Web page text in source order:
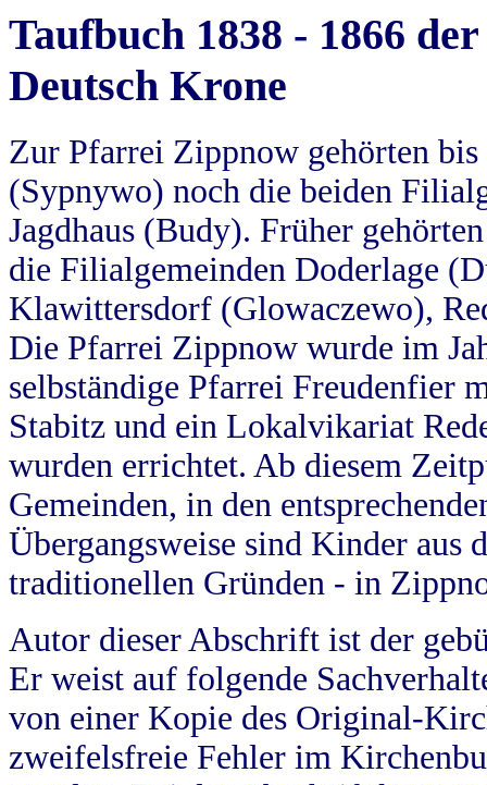
Taufbuch 1838 - 1866
Deutsch Krone
Zur Pfarrei Zippnow gehörten
(Sypnywo) noch die beiden
Jagdhaus (Budy). Früher
die Filialgemeinden Doderlage
Klawittersdorf (Glowaczewo),
Die Pfarrei Zippnow wurde im
selbständige Pfarrei Freudenfier
Stabitz und ein Lokalvikariat
wurden errichtet. Ab diesem
Gemeinden, in den
Übergangsweise sind Kinder aus
traditionellen Gründen - in
Autor dieser Abschrift ist der
Er weist auf folgende
von einer Kopie des Original-
zweifelsfreie Fehler im